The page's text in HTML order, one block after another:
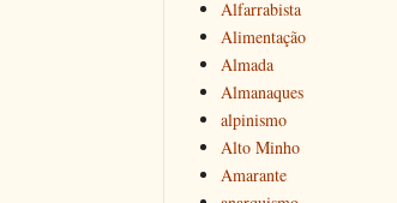
Alfarrabista
Alimentação
Almada
Almanaques
alpinismo
Alto Minho
Amarante